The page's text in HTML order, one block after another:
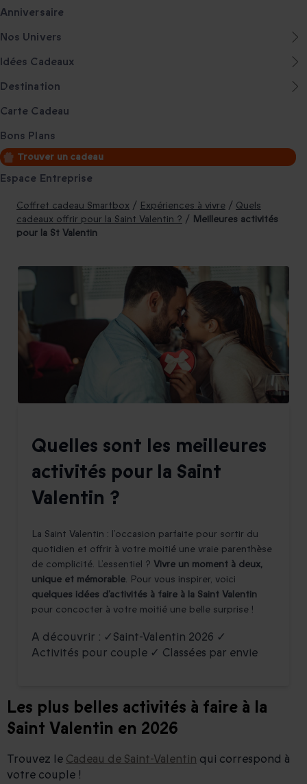
Anniversaire
Nos Univers
Idées Cadeaux
Destination
Carte Cadeau
Bons Plans
Trouver un cadeau
Espace Entreprise
Coffret cadeau Smartbox / Expériences à vivre / Quels
cadeaux offrir pour la Saint Valentin ? / Meilleures activités
pour la St Valentin
Quelles sont les meilleures
activités pour la Saint
Valentin ?
La Saint Valentin : l’occasion parfaite pour sortir du
quotidien et offrir à votre moitié une vraie parenthèse
de complicité. L’essentiel ? Vivre un moment à deux,
unique et mémorable. Pour vous inspirer, voici
quelques idées d’activités à faire à la Saint Valentin
pour concocter à votre moitié une belle surprise !
A découvrir : ✓Saint-Valentin 2026 ✓
Activités pour couple ✓ Classées par envie
Les plus belles activités à faire à la
Saint Valentin en 2026
Trouvez le Cadeau de Saint-Valentin qui correspond à
votre couple !